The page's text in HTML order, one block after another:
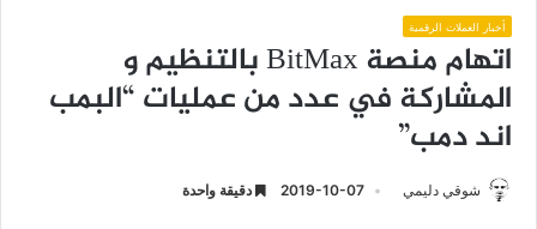
أخبار العملات الرقمية
اتهام منصة BitMax بالتنظيم و
المشاركة في عدد من عمليات “البمب
اند دمب”
شوقي دليمي 2019-10-07 دقيقة واحدة